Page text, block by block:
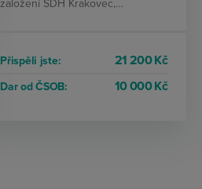
založení SDH Krakovec,…
Přispěli jste: 21 200 Kč
Dar od ČSOB: 10 000 Kč